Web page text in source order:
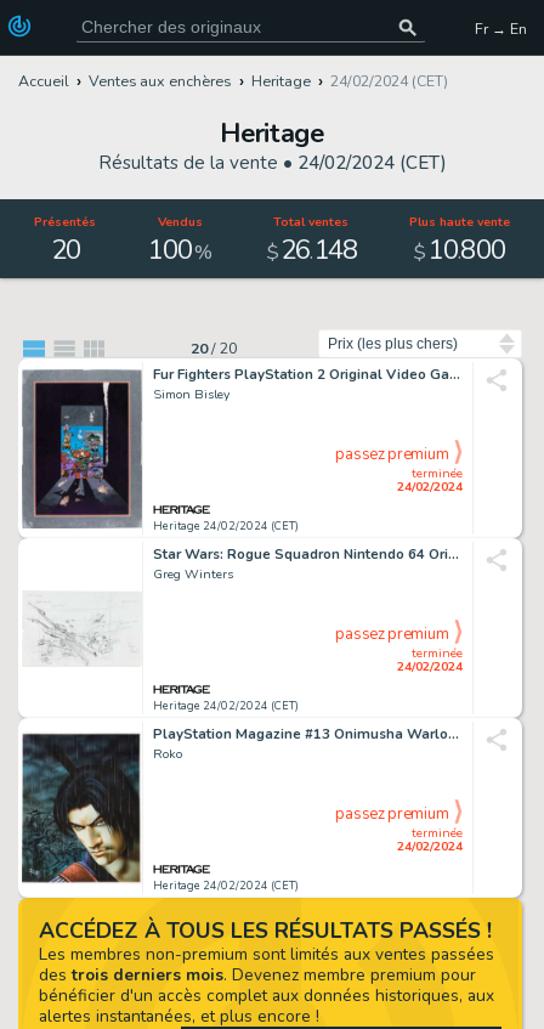
Fr → En
Accueil Ventes aux enchères Heritage 24/02/2024 (CET)
Heritage
Résultats de la vente • 24/02/2024 (CET)
Présentés
20
Vendus
100%
Total ventes
$26.148
Plus haute vente
$ 10.800
20/20
Fur Fighters PlayStation 2 Original Video Game Box Art (Acclaim, 2001).
Simon Bisley
Heritage 24/02/2024 (CET)
terminée
24/02/2024
passez premium
Star Wars: Rogue Squadron Nintendo 64 Original Preliminary Concept Box Art (LucasArts, 1998).
Greg Winters
Heritage 24/02/2024 (CET)
terminée
24/02/2024
passez premium
PlayStation Magazine #13 Onimusha Warlords Original Magazine Cover Art (Nova Cultural, 2001).
Roko
Heritage 24/02/2024 (CET)
terminée
24/02/2024
passez premium
ACCÉDEZ À TOUS LES RÉSULTATS PASSÉS !
Les membres non-premium sont limités aux ventes passées
destrois derniers mois. Devenez membre premium pour
bénéficier d'un accès complet aux données historiques, aux
alertes instantanées, et plus encore !